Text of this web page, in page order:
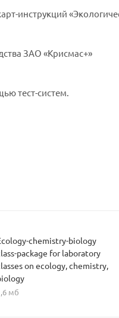
инструкций
ЗАО «Крисмас+»
тест-систем.
chemistry-biology
package for laboratory
on ecology, chemistry,
мб